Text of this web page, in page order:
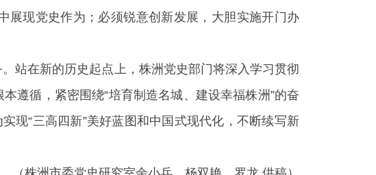
展现党史作为；必须锐意创新发展，大胆实施开门办
站在新的历史起点上，株洲党史部门将深入学习贯彻
遵循，紧密围绕“培育制造名城、建设幸福株洲”的奋
现“三高四新”美好蓝图和中国式现代化，不断续写新